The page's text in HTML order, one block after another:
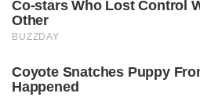
Co-stars Who Lost Control
Other
BUZZDAY
Coyote Snatches Puppy
Happened